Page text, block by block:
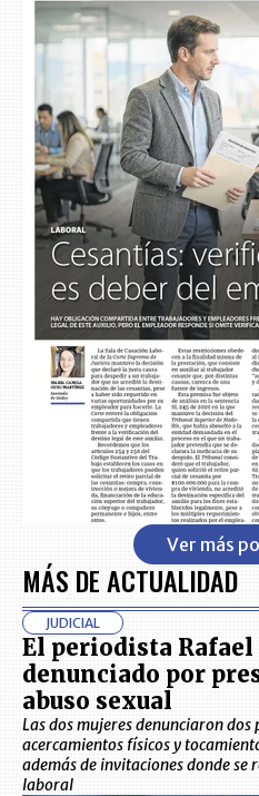
Ver más
MÁS DE ACTUALIDAD
JUDICIAL
El periodista Rafael
denunciado por
abuso sexual
Las dos mujeres denunciaron dos
acercamientos físicos y
además de invitaciones donde
laboral